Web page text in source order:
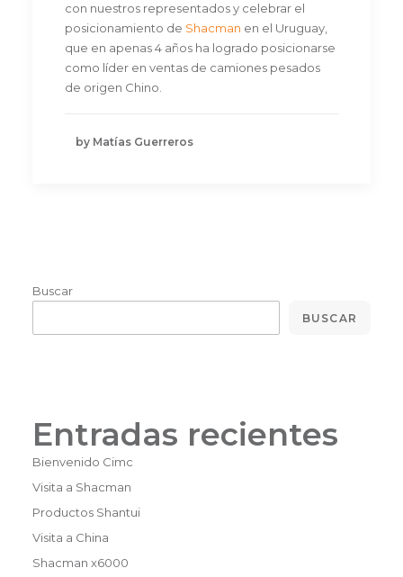
con nuestros representados y celebrar el
posicionamiento de Shacman en el Uruguay,
que en apenas 4 años ha logrado posicionarse
como líder en ventas de camiones pesados
de origen Chino.
by Matías Guerreros
Buscar
BUSCAR
Entradas recientes
Bienvenido Cimc
Visita a Shacman
Productos Shantui
Visita a China
Shacman x6000